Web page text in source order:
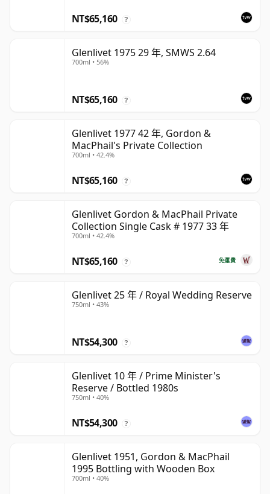
NT$65,160 ?
Glenlivet 1975 29 年, SMWS 2.64
700ml • 56%
NT$65,160 ?
Glenlivet 1977 42 年, Gordon &
MacPhail's Private Collection
700ml • 42.4%
NT$65,160 ?
Glenlivet Gordon & MacPhail Private
Collection Single Cask # 1977 33 年
700ml • 42.4%
免運費
NT$65,160 ?
Glenlivet 25 年 / Royal Wedding Reserve
750ml • 43%
NT$54,300 ?
Glenlivet 10 年 / Prime Minister's
Reserve / Bottled 1980s
750ml • 40%
NT$54,300 ?
Glenlivet 1951, Gordon & MacPhail
1995 Bottling with Wooden Box
700ml • 40%